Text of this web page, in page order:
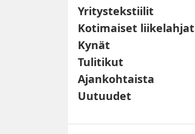
Yritystekstiilit
Kotimaiset liikelahjat
Kynät
Tulitikut
Ajankohtaista
Uutuudet